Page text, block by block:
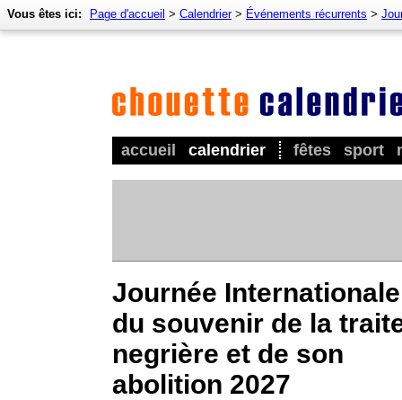
accueil calendrier fêtes sport
Vous êtes ici: Page d'accueil > Calendrier> Événements récurrents >
Journée Internationale
du souvenir de la
negrière et de son
abolition 2027